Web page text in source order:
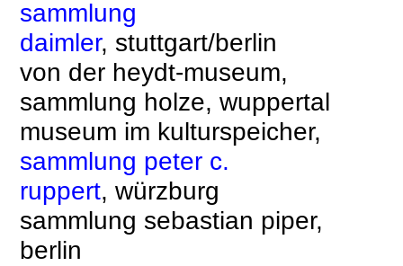
sammlung
daimler, stuttgart/berlin
von der heydt-museum,
sammlung holze, wuppertal
museum im kulturspeicher,
sammlung peter c.
ruppert, würzburg
sammlung sebastian piper,
berlin